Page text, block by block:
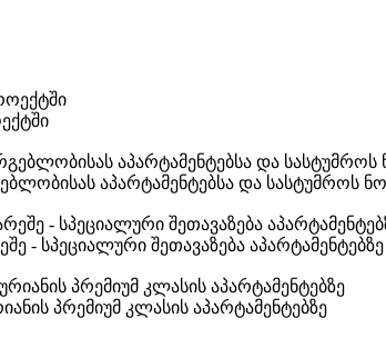
აპარტამენტებსა და სასტუმროს
- სპეციალური შეთავაზება
პრემიუმ კლასის აპარტამენტებზე